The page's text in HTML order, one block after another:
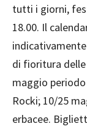
tutti i giorni,
18.00. Il
di fioritura
maggio
Rocki; 10/25
erbacee.